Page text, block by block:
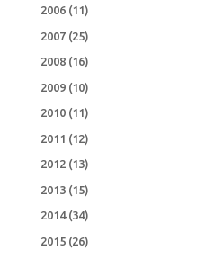
2006(11)
2007(25)
2008(16)
2009(10)
2010(11)
2011 (12)
2012(13)
2013(15)
2014(34)
2015(26)